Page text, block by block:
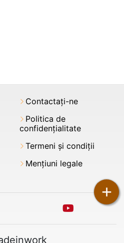
+
Contactați-ne
Politica de
confidențialitate
Termeni şi condiții
Mențiuni legale
youtube